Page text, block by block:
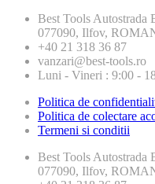
Best Tools Autostrada
077090, Ilfov,
+40 21 318 36 87
vanzari@best-tools.ro
Luni - Vineri : 9:00 -
Politica de
Politica de colectare
Termeni si conditii
Best Tools Autostrada
077090, Ilfov,